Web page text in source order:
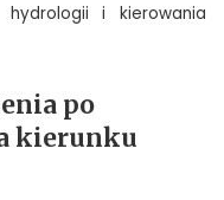
hydrologii i kierowania
po
kierunku